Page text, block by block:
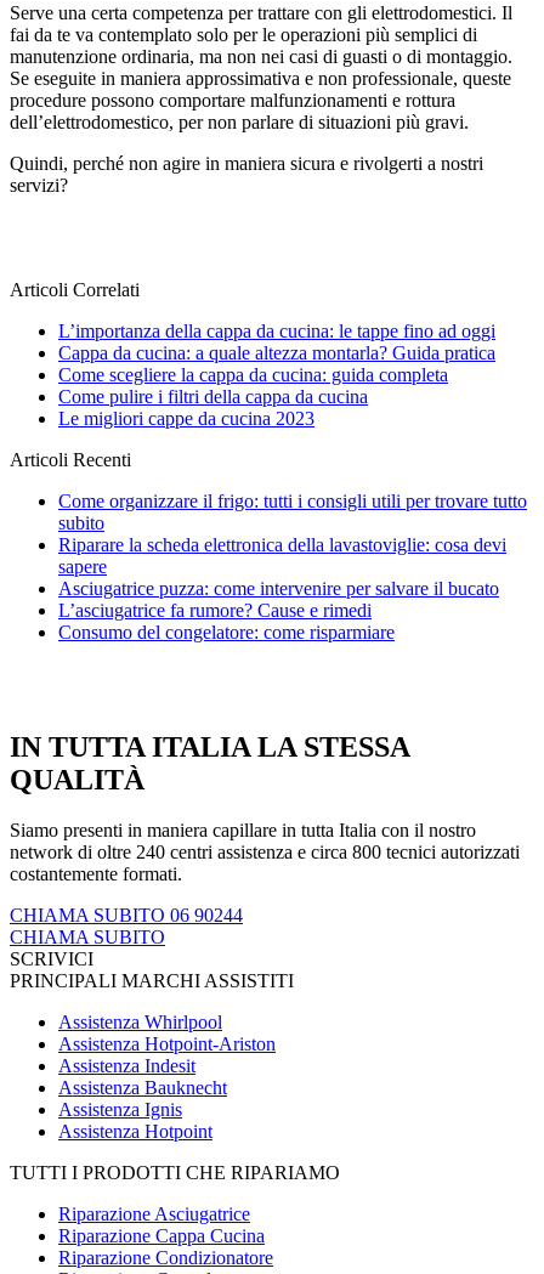
Serve una certa competenza per trattare con gli elettrodomestici. Il
fai da te va contemplato solo per le operazioni più semplici di
manutenzione ordinaria, ma non nei casi di guasti o di montaggio.
Se eseguite in maniera approssimativa e non professionale, queste
procedure possono comportare malfunzionamenti e rottura
dell’elettrodomestico, per non parlare di situazioni più gravi.
Quindi, perché non agire in maniera sicura e rivolgerti a nostri
servizi?
Articoli Correlati
L’importanza della cappa da cucina: le tappe fino ad oggi
Cappa da cucina: a quale altezza montarla? Guida pratica
Come scegliere la cappa da cucina: guida completa
Come pulire i filtri della cappa da cucina
Le migliori cappe da cucina 2023
Articoli Recenti
Come organizzare il frigo: tutti i consigli utili per trovare tutto
subito
Riparare la scheda elettronica della lavastoviglie: cosa devi
sapere
Asciugatrice puzza: come intervenire per salvare il bucato
L’asciugatrice fa rumore? Cause e rimedi
Consumo del congelatore: come risparmiare
IN TUTTA ITALIA LA STESSA
QUALITÀ
Siamo presenti in maniera capillare in tutta Italia con il nostro
network di oltre 240 centri assistenza e circa 800 tecnici autorizzati
costantemente formati.
CHIAMA SUBITO 06 90244
CHIAMA SUBITO
SCRIVICI
PRINCIPALI MARCHI ASSISTITI
Assistenza Whirlpool
Assistenza Hotpoint-Ariston
Assistenza Indesit
Assistenza Bauknecht
Assistenza Ignis
Assistenza Hotpoint
TUTTI I PRODOTTI CHE RIPARIAMO
Riparazione Asciugatrice
Riparazione Cappa Cucina
Riparazione Condizionatore